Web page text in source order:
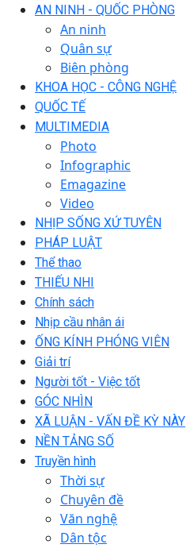
AN NINH - QUỐC PHÒNG
An ninh
Quân sự
Biên phòng
KHOA HỌC - CÔNG NGHỆ
QUỐC TẾ
MULTIMEDIA
Photo
Infographic
Emagazine
Video
NHỊP SỐNG XỨ TUYÊN
PHÁP LUẬT
Thể thao
THIẾU NHI
Chính sách
Nhịp cầu nhân ái
ỐNG KÍNH PHÓNG VIÊN
Giải trí
Người tốt - Việc tốt
GÓC NHÌN
XÃ LUẬN - VẤN ĐỀ KỲ NÀY
NỀN TẢNG SỐ
Truyền hình
Thời sự
Chuyên đề
Văn nghệ
Dân tộc